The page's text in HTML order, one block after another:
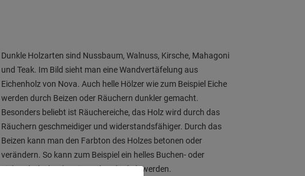
Dunkle Holzarten sind Nussbaum, Walnuss, Kirsche, Mahagoni
und Teak. Im Bild sieht man eine Wandvertäfelung aus
Eichenholz von Nova. Auch helle Hölzer wie zum Beispiel Eiche
werden durch Beizen oder Räuchern dunkler gemacht.
Besonders beliebt ist Räuchereiche, das Holz wird durch das
Räuchern geschmeidiger und widerstandsfähiger. Durch das
Beizen kann man den Farbton des Holzes betonen oder
verändern. So kann zum Beispiel ein helles Buchen- oder
Fichtenholz durch Beizen abgedunkelt werden.